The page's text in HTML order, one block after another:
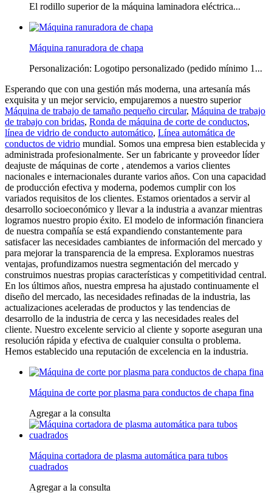
El rodillo superior de la máquina laminadora eléctrica...
Máquina ranuradora de chapa
Personalización: Logotipo personalizado (pedido mínimo 1...
Esperando que con una gestión más moderna, una artesanía más
exquisita y un mejor servicio, empujaremos a nuestro superior
Máquina de trabajo de tamaño pequeño circular, Máquina de trabajo
de trabajo con bridas, Ronda de máquina de corte de conductos,
línea de vidrio de conducto automático, Línea automática de
conductos de vidrio mundial. Somos una empresa bien establecida y
administrada profesionalmente. Ser un fabricante y proveedor líder
deajuste de máquinas de corte , atendemos a varios clientes
nacionales e internacionales durante varios años. Con una capacidad
de producción efectiva y moderna, podemos cumplir con los
variados requisitos de los clientes. Estamos orientados a servir al
desarrollo socioeconómico y llevar a la industria a avanzar mientras
logramos nuestro propio éxito. El modelo de información financiera
de nuestra compañía se está expandiendo constantemente para
satisfacer las necesidades cambiantes de información del mercado y
para mejorar la transparencia de la empresa. Exploramos nuestras
ventajas, profundizamos nuestra segmentación del mercado y
construimos nuestras propias características y competitividad central.
En los últimos años, nuestra empresa ha ajustado continuamente el
diseño del mercado, las necesidades refinadas de la industria, las
actualizaciones aceleradas de productos y las tendencias de
desarrollo de la industria de cerca y las necesidades reales del
cliente. Nuestro excelente servicio al cliente y soporte aseguran una
resolución rápida y efectiva de cualquier consulta o problema.
Hemos establecido una reputación de excelencia en la industria.
Máquina de corte por plasma para conductos de chapa fina
Agregar a la consulta
Máquina cortadora de plasma automática para tubos
cuadrados
Agregar a la consulta